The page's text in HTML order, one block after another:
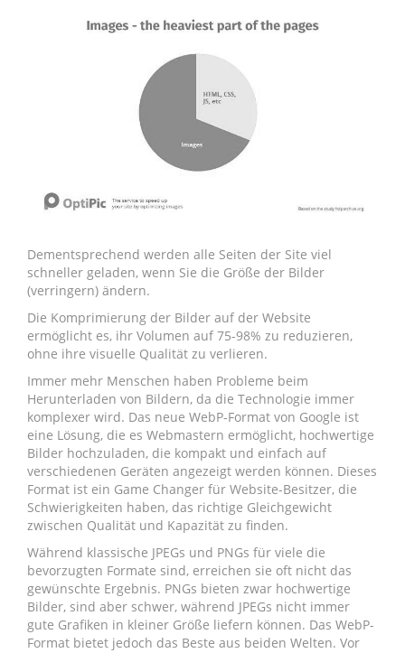
Dementsprechend werden alle Seiten der Site viel
schneller geladen, wenn Sie die Größe der Bilder
(verringern) ändern.
Die Komprimierung der Bilder auf der Website
ermöglicht es, ihr Volumen auf 75-98% zu reduzieren,
ohne ihre visuelle Qualität zu verlieren.
Immer mehr Menschen haben Probleme beim
Herunterladen von Bildern, da die Technologie immer
komplexer wird. Das neue WebP-Format von Google ist
eine Lösung, die es Webmastern ermöglicht, hochwertige
Bilder hochzuladen, die kompakt und einfach auf
verschiedenen Geräten angezeigt werden können. Dieses
Format ist ein Game Changer für Website-Besitzer, die
Schwierigkeiten haben, das richtige Gleichgewicht
zwischen Qualität und Kapazität zu finden.
Während klassische JPEGs und PNGs für viele die
bevorzugten Formate sind, erreichen sie oft nicht das
gewünschte Ergebnis. PNGs bieten zwar hochwertige
Bilder, sind aber schwer, während JPEGs nicht immer
gute Grafiken in kleiner Größe liefern können. Das WebP-
Format bietet jedoch das Beste aus beiden Welten. Vor